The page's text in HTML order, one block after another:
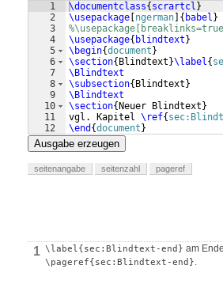
1
2
3
4
5
6
7
8
9
10
11
12
\documentclass{ scrartcl }
\usepackage ngerman { babel }
\usepackage{ blindtext }
\begin{document }
\section{ Blindtext }\label{
\Blindtext
\subsection{ Blindtext }
\Blindtext
\section{ Neuer Blindtext }
vgl. Kapitel \ref{
\end {document }
Ausgabe erzeugen
seitenangabe seitenzahl pageref
1 \label{sec:Blindtext-end} am
\pageref{sec:Blindtext-end}.